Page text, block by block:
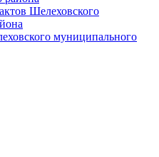
Шелеховского
муниципального